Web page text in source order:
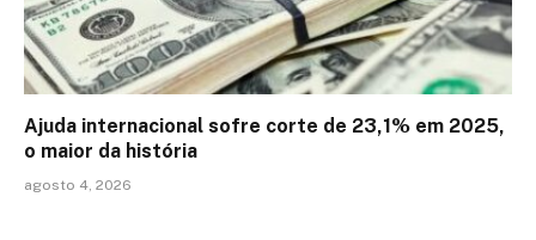
Ajuda internacional sofre corte de 23,1% em 2025,
o maior da história
agosto 4, 2026